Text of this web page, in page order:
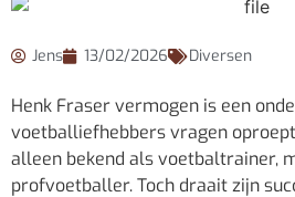
Jens 13/02/2026 Diversen
Henk Fraser vermogen is een
voetballiefhebbers vragen
alleen bekend als voetbaltrainer,
profvoetballer. Toch draait zijn